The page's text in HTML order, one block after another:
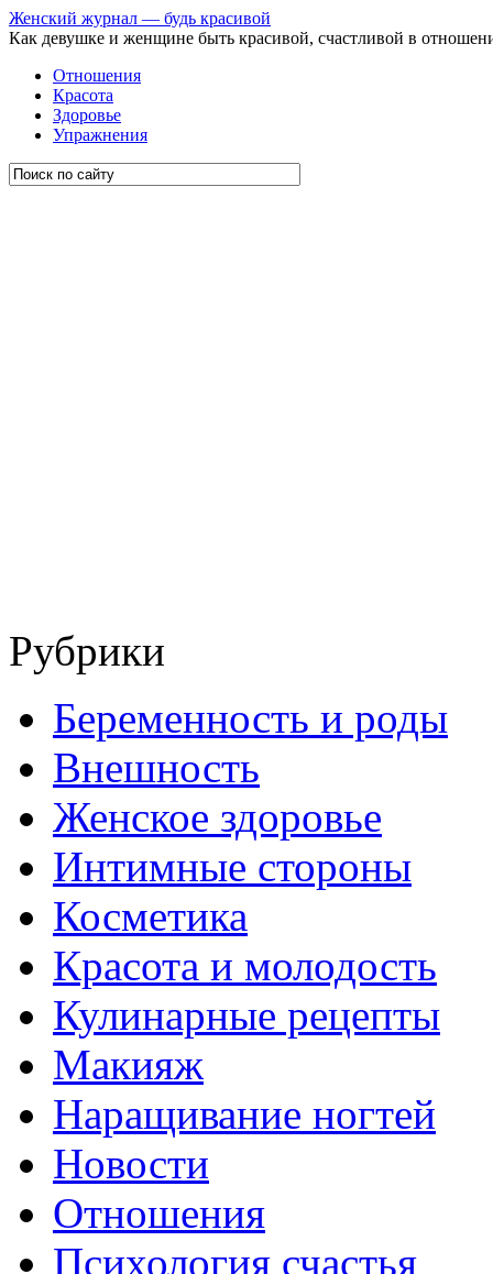
Женский журнал — будь красивой
Как девушке и женщине быть красивой, счастливой в
Отношения
Красота
Здоровье
Упражнения
Рубрики
Беременность и роды
Внешность
Женское здоровье
Интимные стороны
Косметика
Красота и молодость
Кулинарные рецепты
Макияж
Наращивание ногтей
Новости
Отношения
Психология счастья